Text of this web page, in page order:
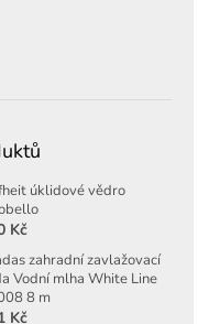
úklidové vědro
Kč
zahradní zavlažovací
Vodní mlha White Line
8 m
Kč